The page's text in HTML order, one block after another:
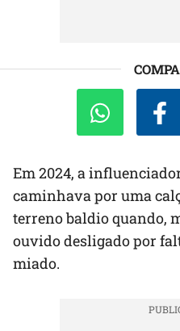
Em 2024, a
caminhava por uma
terreno baldio quando,
ouvido desligado por
miado.